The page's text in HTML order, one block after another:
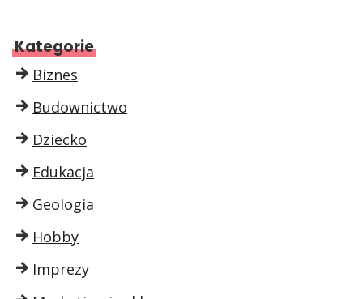
Kategorie
Biznes
Budownictwo
Dziecko
Edukacja
Geologia
Hobby
Imprezy